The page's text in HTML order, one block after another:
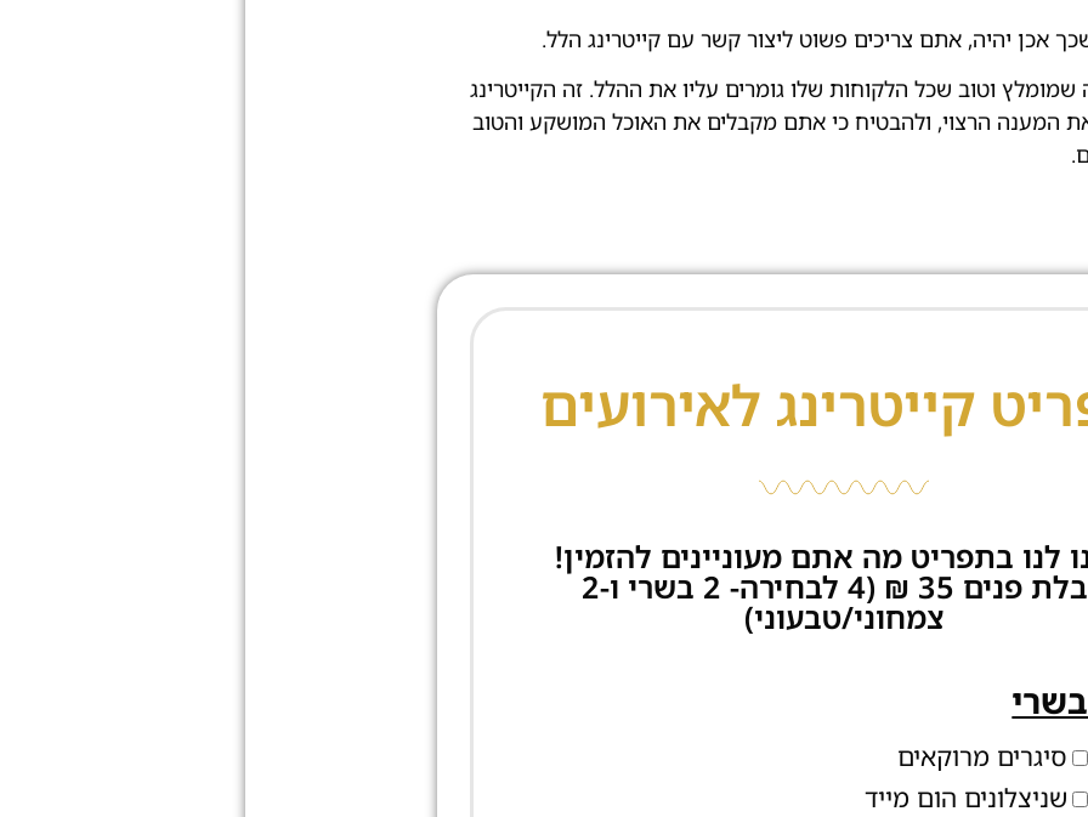
אכן יהיה, אתם צריכים פשוט ליצור קשר עם קייטרינג הלל.
שמומלץ וטוב שכל הלקוחות שלו גומרים עליו את ההלל. זה הקייטרינג
המענה הרצוי, ולהבטיח כי אתם מקבלים את האוכל המושקע והטוב
קייטרינג לאירועים
לנו בתפריט מה אתם מעוניינים להזמין!
קבלת פנים 35 ₪ (4 לבחירה- 2 בשרי ו-2
צמחוני/טבעוני)
בשרי
סיגרים מרוקאים
שניצלונים הום מייד